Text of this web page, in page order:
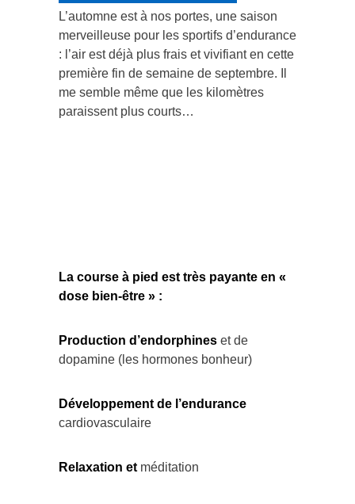
L’automne est à nos portes, une saison
merveilleuse pour les sportifs d’endurance
: l’air est déjà plus frais et vivifiant en cette
première fin de semaine de septembre. Il
me semble même que les kilomètres
paraissent plus courts…
La course à pied est très payante en «
dose bien-être » :
Production d’endorphines et de
dopamine (les hormones bonheur)
Développement de l’endurance
cardiovasculaire
Relaxation et méditation